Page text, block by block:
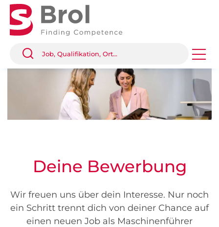
Deine Bewerbung
Wir freuen uns über dein Interesse. Nur noch
ein Schritt trennt dich von deiner Chance auf
einen neuen Job als Maschinenführer